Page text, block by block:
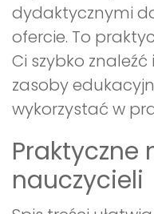
dydaktycznymi
ofercie. To
Ci szybko
zasoby
wykorzystać w
Praktyczne
nauczycieli